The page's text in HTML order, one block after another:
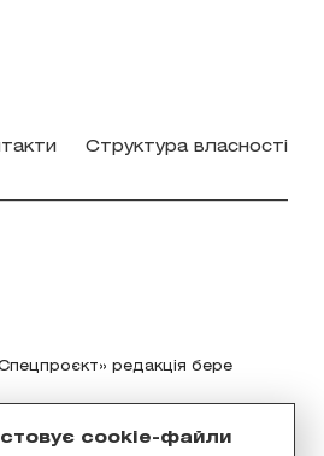
cookie-файли
Структура власності
редакція бере
до українського